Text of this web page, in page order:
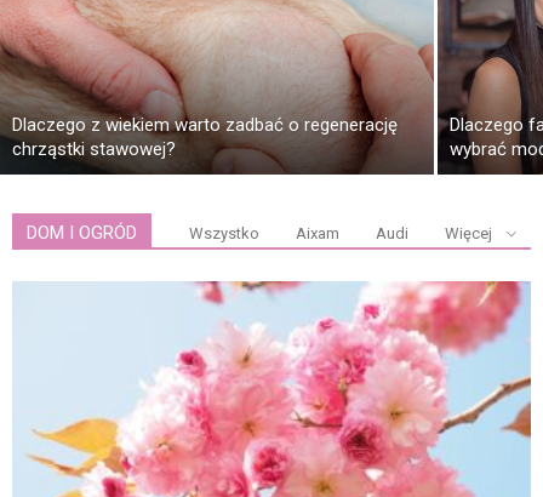
Dlaczego z wiekiem warto zadbać o regenerację
chrząstki stawowej?
Dlaczego
wybrać
DOM I OGRÓD Wszystko Aixam Audi Więcej